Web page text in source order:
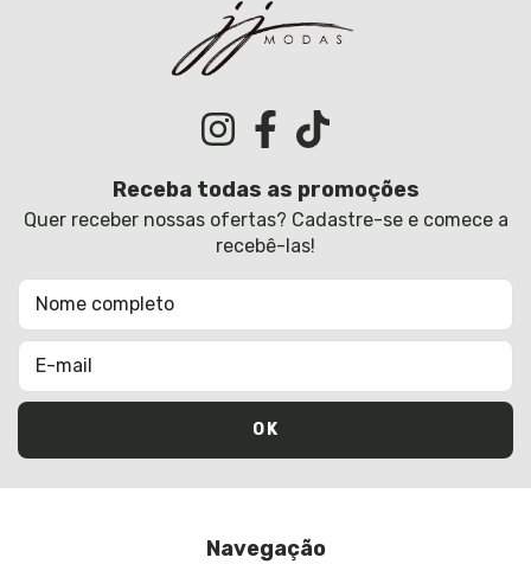
Receba todas as promoções
Quer receber nossas ofertas? Cadastre-se e comece a
recebê-las!
Navegação